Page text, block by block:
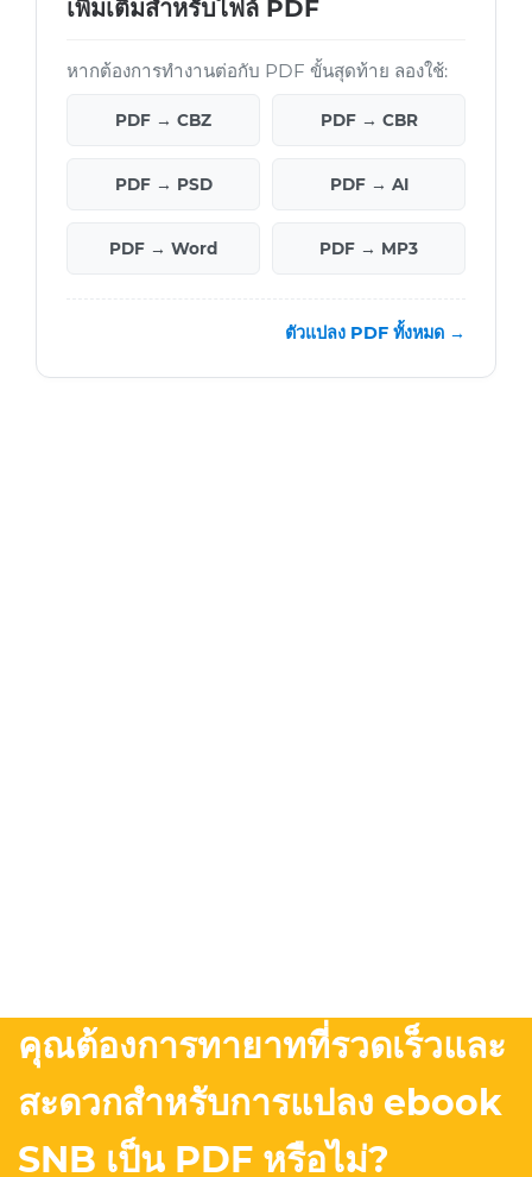
เพิ่มเติมสำหรับไฟล์ PDF
หากต้องการทำงานต่อกับ PDF ขั้นสุดท้าย ลองใช้:
PDF → CBZ PDF → CBR
PDF → PSD PDF → AI
PDF → Word PDF → MP3
ตัวแปลง PDF ทั้งหมด →
คุณต้องการทายาทที่รวดเร็วและ
สะดวกสำหรับการแปลง ebook
SNB เป็น PDF หรือไม่?